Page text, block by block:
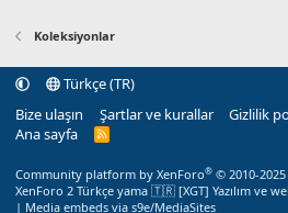
Koleksiyonlar
Türkçe (TR)
Bize ulaşın
Şartlar ve kurallar Gizlilik
Ana sayfa
R
Community platform by XenForo® © 2010-
XenForo 2 Türkçe yama 🇹🇷 [XGT] Yazılım ve
| Media embeds via s9e/MediaSites